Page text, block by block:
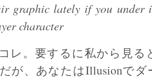
graphic lately if you under
character
レ。要するに私から見る
が、あなたはIllusionで